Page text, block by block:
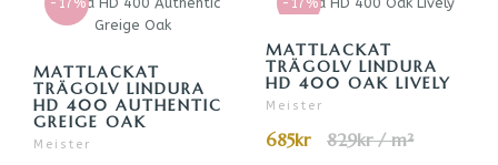
-17%
MATTLACKAT
TRÄGOLV LINDURA
HD 400 AUTHENTIC
GREIGE OAK
Meister
-17%
MATTLACKAT
TRÄGOLV LINDURA
HD 400 OAK LIVELY
Meister
685kr 829kr / m²